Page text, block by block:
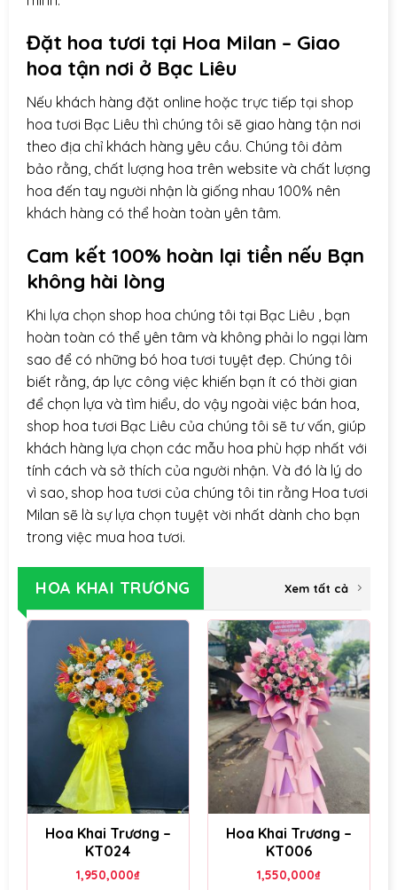
Đặt hoa tươi tại Hoa Milan – Giao
hoa tận nơi ở Bạc Liêu
Nếu khách hàng đặt online hoặc trực tiếp tại shop
hoa tươi Bạc Liêu thì chúng tôi sẽ giao hàng tận nơi
theo địa chỉ khách hàng yêu cầu. Chúng tôi đảm
bảo rằng, chất lượng hoa trên website và chất lượng
hoa đến tay người nhận là giống nhau 100% nên
khách hàng có thể hoàn toàn yên tâm.
Cam kết 100% hoàn lại tiền nếu Bạn
không hài lòng
Khi lựa chọn shop hoa chúng tôi tại Bạc Liêu , bạn
hoàn toàn có thể yên tâm và không phải lo ngại làm
sao để có những bó hoa tươi tuyệt đẹp. Chúng tôi
biết rằng, áp lực công việc khiến bạn ít có thời gian
để chọn lựa và tìm hiểu, do vậy ngoài việc bán hoa,
shop hoa tươi Bạc Liêu của chúng tôi sẽ tư vấn, giúp
khách hàng lựa chọn các mẫu hoa phù hợp nhất với
tính cách và sở thích của người nhận. Và đó là lý do
vì sao, shop hoa tươi của chúng tôi tin rằng Hoa tươi
Milan sẽ là sự lựa chọn tuyệt vời nhất dành cho bạn
trong việc mua hoa tươi.
HOA KHAI TRƯƠNG Xem tất cả
Hoa Khai Trương –
KT024
1,950,000₫
Hoa Khai Trương –
KT006
1,550,000₫